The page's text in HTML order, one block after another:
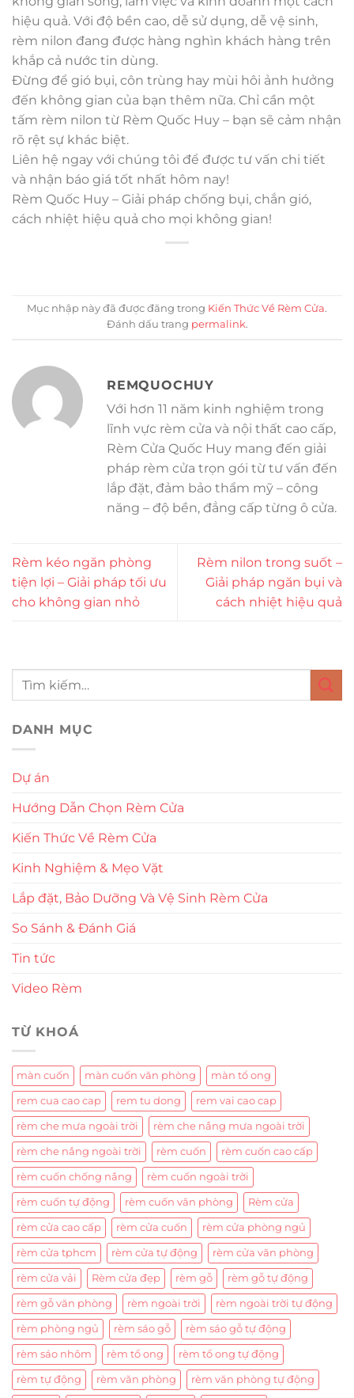
hiệu quả. Với độ bền cao, dễ sử dụng, dễ vệ sinh,
rèm nilon đang được hàng nghìn khách hàng trên
khắp cả nước tin dùng.
Đừng để gió bụi, côn trùng hay mùi hôi ảnh hưởng
đến không gian của bạn thêm nữa. Chỉ cần một
tấm rèm nilon từ Rèm Quốc Huy – bạn sẽ cảm nhận
rõ rệt sự khác biệt.
Liên hệ ngay với chúng tôi để được tư vấn chi tiết
và nhận báo giá tốt nhất hôm nay!
Rèm Quốc Huy – Giải pháp chống bụi, chắn gió,
cách nhiệt hiệu quả cho mọi không gian!
Mục nhập này đã được đăng trong Kiến Thức Về Rèm Cửa.
Đánh dấu trang permalink.
REMQUOCHUY
Với hơn 11 năm kinh nghiệm trong
lĩnh vực rèm cửa và nội thất cao cấp,
Rèm Cửa Quốc Huy mang đến giải
pháp rèm cửa trọn gói từ tư vấn đến
lắp đặt, đảm bảo thẩm mỹ – công
năng – độ bền, đẳng cấp từng ô cửa.
Rèm kéo ngăn phòng
tiện lợi – Giải pháp tối ưu
cho không gian nhỏ
Rèm nilon trong suốt –
Giải pháp ngăn bụi và
cách nhiệt hiệu quả
DANH MỤC
Dự án
Hướng Dẫn Chọn Rèm Cửa
Kiến Thức Về Rèm Cửa
Kinh Nghiệm & Mẹo Vặt
Lắp đặt, Bảo Dưỡng Và Vệ Sinh Rèm Cửa
So Sánh & Đánh Giá
Tin tức
Video Rèm
TỪ KHOÁ
màn cuốn màn cuốn văn phòng màn tổ ong
rem cua cao cap rem tu dong rem vai cao cap
rèm che mưa ngoài trời rèm che nắng mưa ngoài trời
rèm che nắng ngoài trời rèm cuốn rèm cuốn cao cấp
rèm cuốn chống nắng rèm cuốn ngoài trời
rèm cuốn tự động rèm cuốn văn phòng Rèm cửa
rèm cửa cao cấp rèm cửa cuốn rèm cửa phòng ngủ
rèm cửa tphcm rèm cửa tự động rèm cửa văn phòng
rèm cửa vải Rèm cửa đẹp rèm gỗ rèm gỗ tự động
rèm gỗ văn phòng rèm ngoài trời rèm ngoài trời tự động
rèm phòng ngủ rèm sáo gỗ rèm sáo gỗ tự động
rèm sáo nhôm rèm tổ ong rèm tổ ong tự động
rèm tự động rèm văn phòng rèm văn phòng tự động